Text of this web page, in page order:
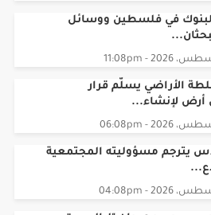
في فلسطين ووسائل
الأراضي يسلّم قرار
لإنشاء...
يترجم مسؤوليته المجتمعية